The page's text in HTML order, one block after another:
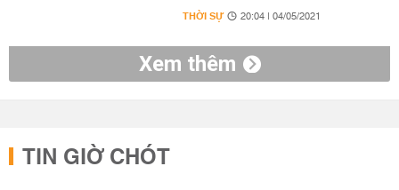
THỜI SỰ 20:04 | 04/05/2021
Xem thêm
TIN GIỜ CHÓT